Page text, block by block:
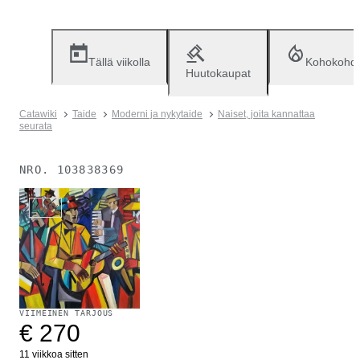
Tällä viikolla
Huutokaupat
Catawiki Taide Moderni ja nykytaide
Naiset, joita kannattaa
seurata
NRO. 103838369
Myyty
VIIMEINEN TARJOUS
€ 270
11 viikkoa sitten